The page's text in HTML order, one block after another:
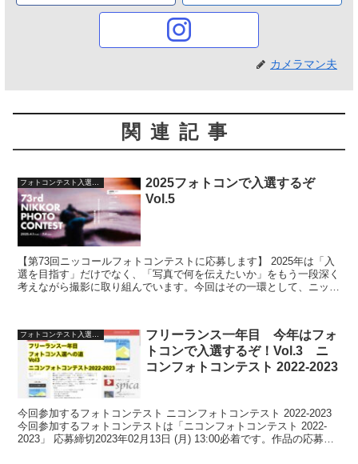
カメラマン夫
関連記事
2025フォトコンで入選するぞ
Vol.5
【第73回ニッコールフォトコンテストに応募します】 2025年は「入
選を目指す」だけでなく、「写真で何を伝えたいか」をもう一段深く
考えながら撮影に取り組んでいます。今回はその一環として、ニッコ
フォトコンテスト入選への道
フリーランス一年目 今年はフォ
トコンで入選するぞ！Vol.3 ニ
コンフォトコンテスト 2022-2023
今回参加するフォトコンテスト ニコンフォトコンテスト 2022-2023
今回参加するフォトコンテストは「ニコンフォトコンテスト 2022-
2023」 応募締切2023年02月13日 (月) 13:00必着です。作品の応募は